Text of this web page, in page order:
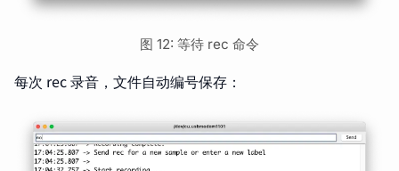
图 12: 等待 rec 命令
每次 rec 录音，文件自动编号保存：